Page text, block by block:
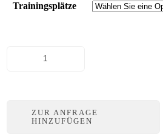
Trainingsplätze
ZUR ANFRAGE
HINZUFÜGEN